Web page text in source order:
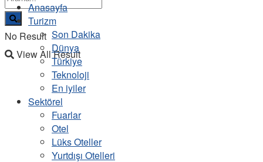
No Result
View All Result
Anasayfa
Turizm
Son Dakika
Dünya
Türkiye
Teknoloji
En iyiler
Sektörel
Fuarlar
Otel
Lüks Oteller
Yurtdışı Otelleri